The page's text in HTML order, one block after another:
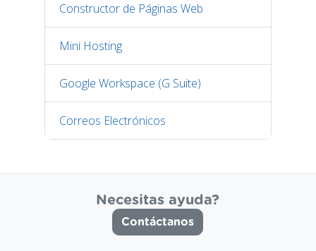
Constructor de Páginas Web
Mini Hosting
Google Workspace (G Suite)
Correos Electrónicos
Necesitas ayuda?
Contáctanos